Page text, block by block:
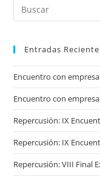
Entradas
Encuentro con
Encuentro con
Repercusión: IX
Repercusión: IX
Repercusión: VIII Final